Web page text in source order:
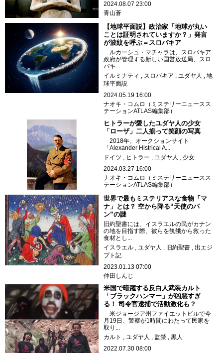
2024.08.07 23:00
青山蒼
【地球平面説】政治家「地球が丸い
ことは証明されていますか？」発言
が波紋を呼ぶ＝スロバキア
ルカーシュ・マチャラは、スロバキア
政府が管理する新しい国営放送局、スロ
バキ...
イルミナティ
スロバキア ユダヤ人
地
球平面説
2024.05.19 16:00
ナオキ・コムロ（ミステリーニュースス
テーションATLAS編集部）
ヒトラーが愛したユダヤ人の少女
「ローザ」二人揃って笑顔の写真
2018年、オークションサイト
「Alexander Histrical A...
ドイツ
ヒトラー ユダヤ人
少女
2024.03.27 16:00
ナオキ・コムロ（ミステリーニュースス
テーションATLAS編集部）
世界で最もミステリアスな食物「マ
ナ」とは？ 空から降る“天使のパ
ン”の謎
旧約聖書には、イスラエルの民がカナン
の地を目指す際、彼らを飢餓から救った
食材とし...
イスラエル
ユダヤ人 旧約聖書
出エジ
プト記
2023.01.13 07:00
仲田しんじ
米国で暗躍する反白人武装カルト
「ブラックハンマー」が凶悪すぎ
る！ 司令官逮捕で活動激化も？
米ジョージア州ファイエットビルで今
月19日、警察が1時間にわたって民家を
取り...
カルト
ユダヤ人 監禁
黒人
2022.07.30 08:00